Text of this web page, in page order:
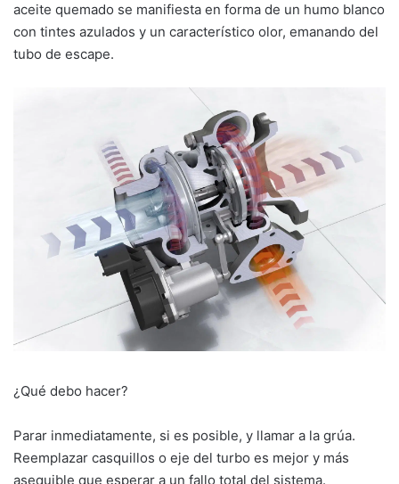
aceite quemado se manifiesta en forma de un humo blanco
con tintes azulados y un característico olor, emanando del
tubo de escape.
¿Qué debo hacer?
Parar inmediatamente, si es posible, y llamar a la grúa.
Reemplazar casquillos o eje del turbo es mejor y más
asequible que esperar a un fallo total del sistema.